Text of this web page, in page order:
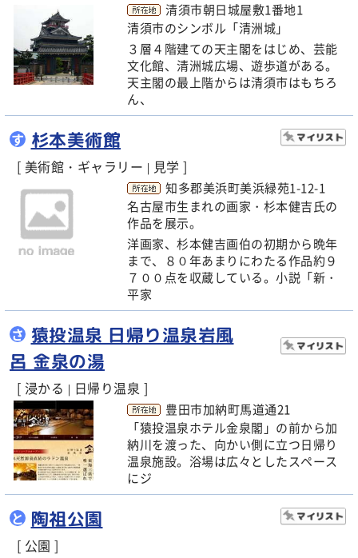
清須市朝日城屋敷1番地1
清須市のシンボル「清洲城」
３層４階建ての天主閣をはじめ、芸能
文化館、清洲城広場、遊歩道がある。
天主閣の最上階からは清須市はもちろ
ん、
す 杉本美術館
[ 美術館・ギャラリー 見学 ]
知多郡美浜町美浜緑苑1-12-1
名古屋市生まれの画家・杉本健吉氏の
作品を展示。
洋画家、杉本健吉画伯の初期から晩年
まで、８０年あまりにわたる作品約９
７００点を収蔵している。小説「新・
平家
さ 猿投温泉 日帰り温泉岩風
呂 金泉の湯
[ 浸かる 日帰り温泉 ]
豊田市加納町馬道通21
「猿投温泉ホテル金泉閣」の前から加
納川を渡った、向かい側に立つ日帰り
温泉施設。浴場は広々としたスペース
にジ
と 陶祖公園
[ 公園 ]